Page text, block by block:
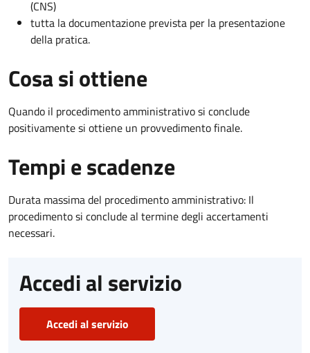
(CNS)
tutta la documentazione prevista per la presentazione
della pratica.
Cosa si ottiene
Quando il procedimento amministrativo si conclude
positivamente si ottiene un provvedimento finale.
Tempi e scadenze
Durata massima del procedimento amministrativo: Il
procedimento si conclude al termine degli accertamenti
necessari.
Accedi al servizio
Accedi al servizio